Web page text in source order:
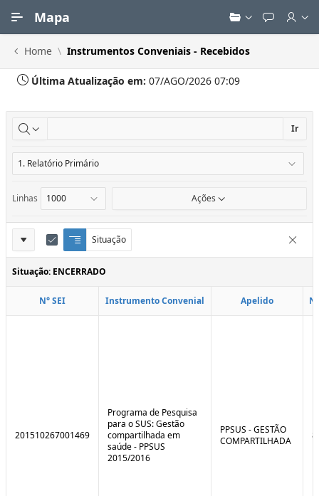
Mapa
Home Instrumentos Conveniais - Recebidos
Última Atualização em: 07/AGO/2026 07:09
Ir
Linhas Ações
Definições
do
Relatório
Situação
Q
u
e
b
E
d
i
t
Situação: ENCERRADO
N° SEI Instrumento Convenial Apelido
201510267001469
Programa de Pesquisa
para o SUS: Gestão
compartilhada em
saúde - PPSUS
2015/2016
PPSUS - GESTÃO
COMPARTILHADA